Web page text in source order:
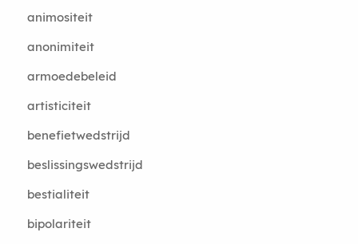
animositeit
anonimiteit
armoedebeleid
artisticiteit
benefietwedstrijd
beslissingswedstrijd
bestialiteit
bipolariteit